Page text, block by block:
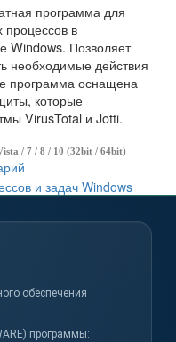
программа для
процессов в
Windows. Позволяет
необходимые действия
программа оснащена
которые
VirusTotal и Jotti.
/ 7 / 8 / 10 (32bit / 64bit)
обеспечения
программы: